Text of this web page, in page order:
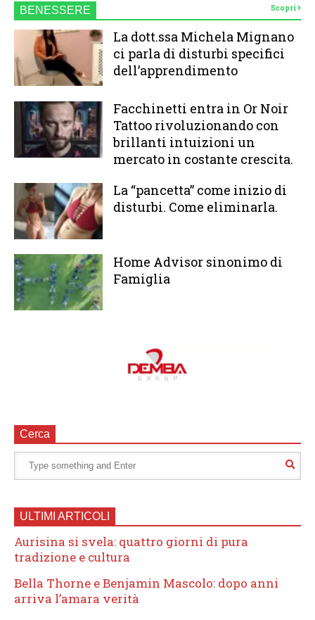
BENESSERE Scopri
La dott.ssa Michela Mignano
ci parla di disturbi specifici
dell’apprendimento
Facchinetti entra in Or Noir
Tattoo rivoluzionando con
brillanti intuizioni un
mercato in costante crescita.
La “pancetta” come inizio di
disturbi. Come eliminarla.
Home Advisor sinonimo di
Famiglia
Cerca
ULTIMI ARTICOLI
Aurisina si svela: quattro giorni di pura
tradizione e cultura
Bella Thorne e Benjamin Mascolo: dopo anni
arriva l’amara verità